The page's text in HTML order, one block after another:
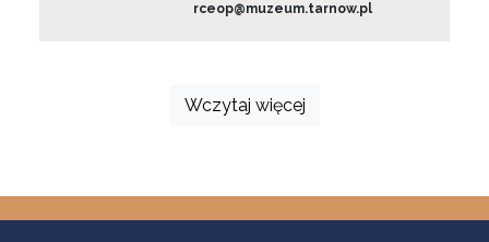
rceop@muzeum.tarnow.pl
Wczytaj więcej